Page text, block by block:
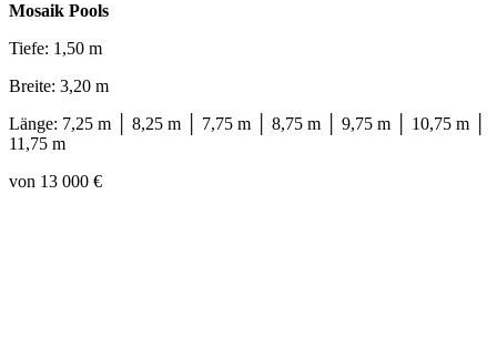
Mosaik Pools
Tiefe: 1,50 m
Breite: 3,20 m
Länge: 7,25 m │ 8,25 m │ 7,75 m │ 8,75 m │ 9,75 m │ 10,75 m │
11,75 m
von 13 000 €